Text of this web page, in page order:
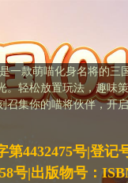
一款萌喵化身名将的三
。轻松放置玩法，趣味
召集你的喵将伙伴，开
4432475号|登记
号|出版物号：